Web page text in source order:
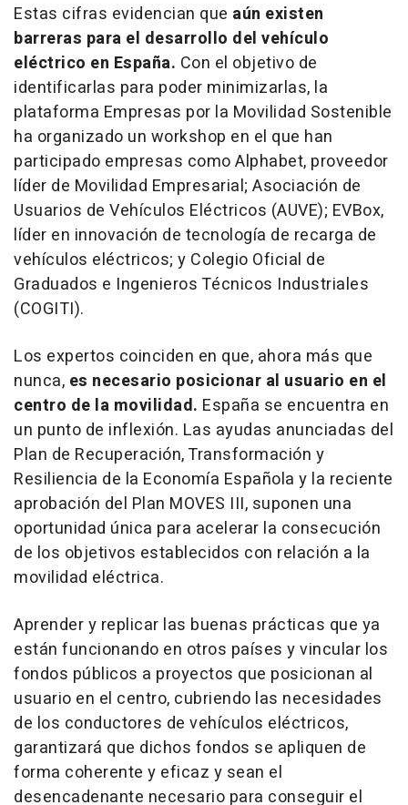
Estas cifras evidencian que aún existen
barreras para el desarrollo del vehículo
eléctrico en España. Con el objetivo de
identificarlas para poder minimizarlas, la
plataforma Empresas por la Movilidad Sostenible
ha organizado un workshop en el que han
participado empresas como Alphabet, proveedor
líder de Movilidad Empresarial; Asociación de
Usuarios de Vehículos Eléctricos (AUVE); EVBox,
líder en innovación de tecnología de recarga de
vehículos eléctricos; y Colegio Oficial de
Graduados e Ingenieros Técnicos Industriales
(COGITI).
Los expertos coinciden en que, ahora más que
nunca, es necesario posicionar al usuario en el
centro de la movilidad. España se encuentra en
un punto de inflexión. Las ayudas anunciadas del
Plan de Recuperación, Transformación y
Resiliencia de la Economía Española y la reciente
aprobación del Plan MOVES III, suponen una
oportunidad única para acelerar la consecución
de los objetivos establecidos con relación a la
movilidad eléctrica.
Aprender y replicar las buenas prácticas que ya
están funcionando en otros países y vincular los
fondos públicos a proyectos que posicionan al
usuario en el centro, cubriendo las necesidades
de los conductores de vehículos eléctricos,
garantizará que dichos fondos se apliquen de
forma coherente y eficaz y sean el
desencadenante necesario para conseguir el